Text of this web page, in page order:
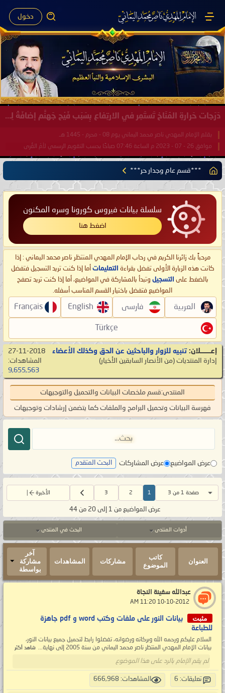
دخول
صَيْفُ سَقَرَ يَبدأُ في اجتياحِ شِتاءِ القُطبِ الشَّمالي كَما وعَدناكُم بالحقِّ لعَامِكم هذا (1445 هـ) ..
بقلم الإمام المهدي ناصر محمد اليماني يوم 18 - جمادى الآخرة - 1445 هـ
موافق 31 - 12 - 2023 م الساعة 07:44 صباحًا بحسب التقويم الرسمي لأمّ القُرى
***قسم عام وجدار حر***
سلسلة بيانات فيروس كورونا وسره المكنون
اضغط هنا
مرحباً بك زائرنا الكريم في رحاب الإمام المهدي المنتظر ناصر محمد اليماني : إذا
كانت هذه الزيارة الأولى تفضل بقراءة التعليمات أما إذا كنت تريد التسجيل فتفضل
بالضغط على التسجيل وتبدأ بالمشاركة في المواضيع، أما إذا كنت تريد تصفح
المواضيع فتفضل باختيار القسم المناسب أسفله.
العربية فارسی English
Français
Türkçe
إعـــــــلان: تنبيه للزوار والباحثين عن الحق وكذلك الأعضاء
إدارة المنتديات ‏(من الأنصار السابقين الأخيار)
27-11-2018
المشاهدات:
9,655,563
المنتدى:قسم ملخصات البيانات والتحميل والتوجيهات
فهرسة البيانات وتحميل البرامج والملفات كما يتضمن إرشادات وتوجيهات
عرض المواضيع عرض المشاركات البحث المتقدم
صفحة 1 من 3 1
2
3 الأخيرة
عرض المواضيع من 1 إلى 20 من 44
أدوات المنتدى البحث في المنتدى
العنوان
كاتب
الموضوع
مشاركات المشاهدات
آخر
مشاركة
بواسطة
عبدالله سفينة النجاة
مثبت
بيانات النور على ملفات وكتب word و pdf جاهزة
للطباعة
السلام عليكم ورحمه الله وبركاته ورضوانه، تفضلوا رابط لتحميل جميع بيانات النور،
بيانات الإمام المهدي المنتظر ناصر محمد اليماني من سنة 2005 إلى نهاية...
شاهد أكثر
لم يقم الإمام بالرد على هذا الموضوع
تعليقات: 6 المشاهدات: 666,968